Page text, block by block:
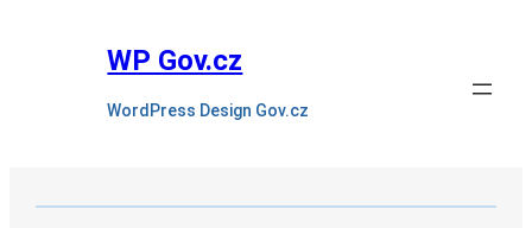
WP Gov.cz
WordPress Design Gov.cz